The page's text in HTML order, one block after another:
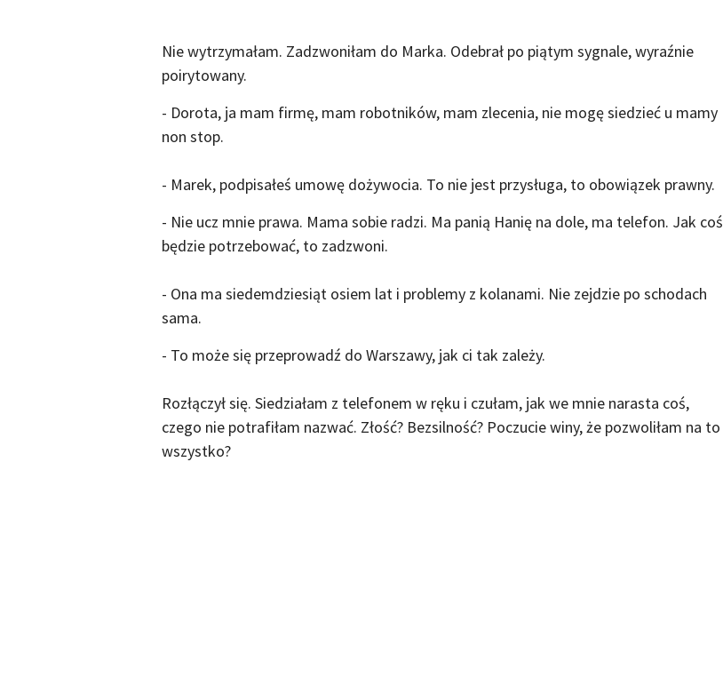
Nie wytrzymałam. Zadzwoniłam do Marka. Odebrał po piątym sygnale, wyraźnie
poirytowany.
- Dorota, ja mam firmę, mam robotników, mam zlecenia, nie mogę siedzieć u mamy
non stop.
- Marek, podpisałeś umowę dożywocia. To nie jest przysługa, to obowiązek prawny.
- Nie ucz mnie prawa. Mama sobie radzi. Ma panią Hanię na dole, ma telefon. Jak coś
będzie potrzebować, to zadzwoni.
- Ona ma siedemdziesiąt osiem lat i problemy z kolanami. Nie zejdzie po schodach
sama.
- To może się przeprowadź do Warszawy, jak ci tak zależy.
Rozłączył się. Siedziałam z telefonem w ręku i czułam, jak we mnie narasta coś,
czego nie potrafiłam nazwać. Złość? Bezsilność? Poczucie winy, że pozwoliłam na to
wszystko?